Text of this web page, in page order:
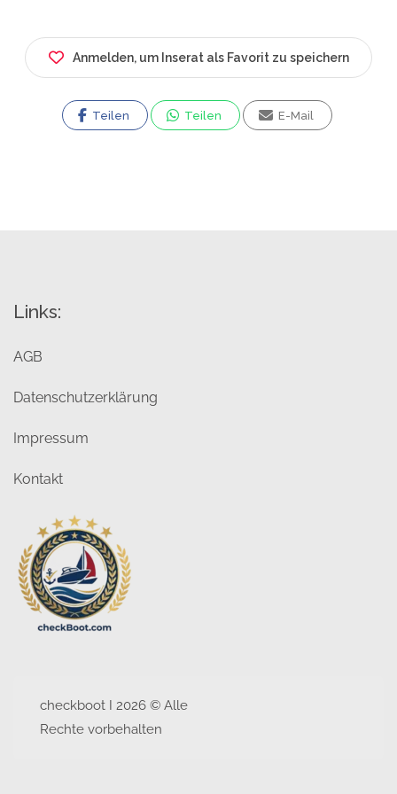
Persönliche Beratung
Preisfindung, direkt bei uns im Büro auf dem
Hausboot!
Ja, du hast richtig gelesen.
Terminvereinbarung.
Wir freuen uns auf den Austausch mit euch!
Anmelden, um Inserat als Favorit zu speichern
Teilen Teilen E-Mail
Links:
AGB
Datenschutzerklärung
Impressum
Kontakt
checkboot I 2026 © Alle
Rechte vorbehalten